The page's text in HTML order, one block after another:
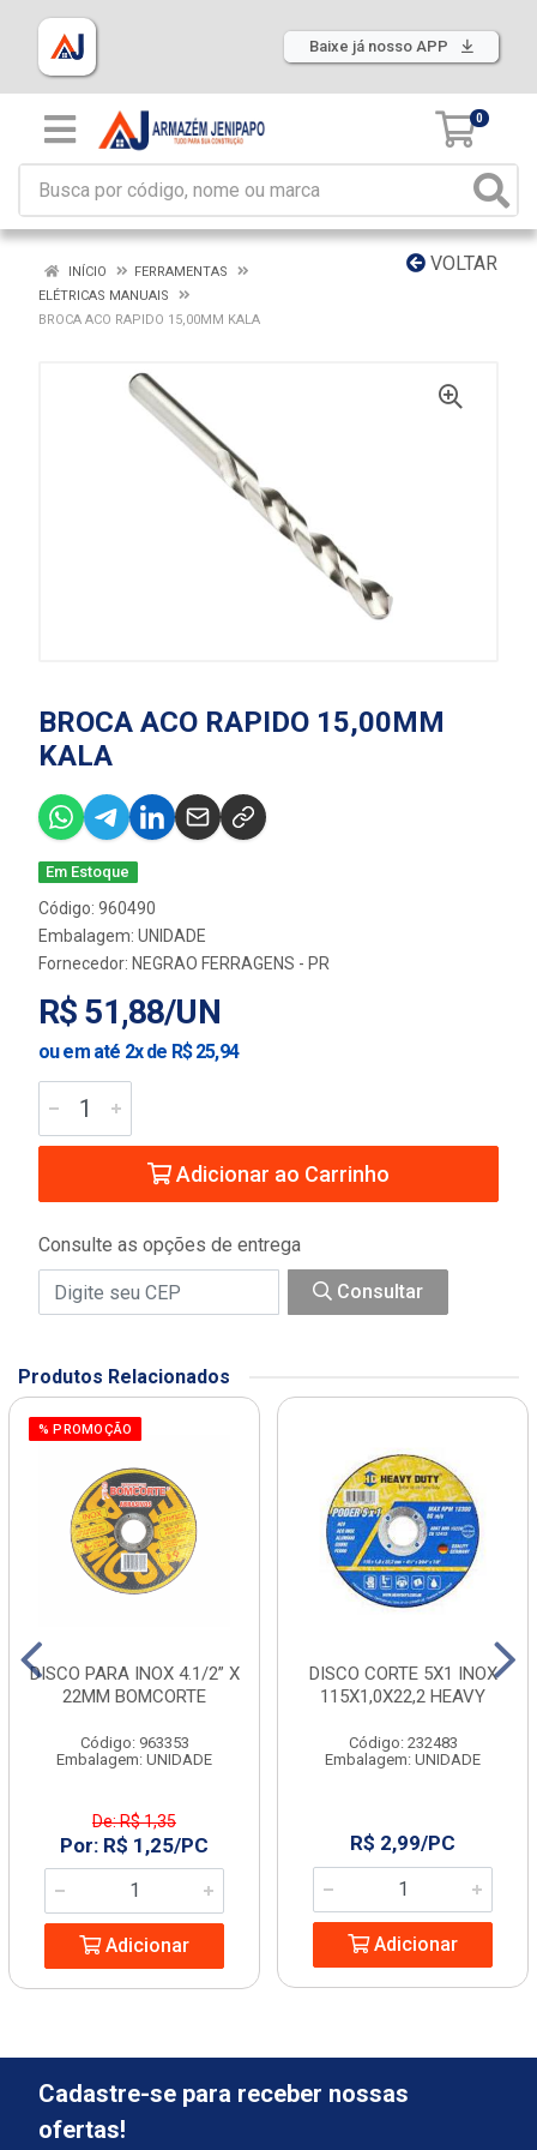
Baixe já nosso APP
0
VOLTAR
INÍCIO
FERRAMENTAS
ELÉTRICAS MANUAIS
BROCA ACO RAPIDO 15,00MM KALA
BROCA ACO RAPIDO 15,00MM
KALA
Em Estoque
Código: 960490
Embalagem: UNIDADE
Fornecedor: NEGRAO FERRAGENS - PR
R$ 51,88/UN
ou em até 2x de R$ 25,94
Adicionar ao Carrinho
Consulte as opções de entrega
Consultar
Produtos Relacionados
% PROMOÇÃO
DISCO PARA INOX 4.1/2” X
22MM BOMCORTE
Código: 963353
Embalagem: UNIDADE
De: R$ 1,35
Por: R$ 1,25/PC
Adicionar
DISCO CORTE 5X1 INOX
115X1,0X22,2 HEAVY
Código: 232483
Embalagem: UNIDADE
R$ 2,99/PC
Adicionar
Cadastre-se para receber nossas
ofertas!